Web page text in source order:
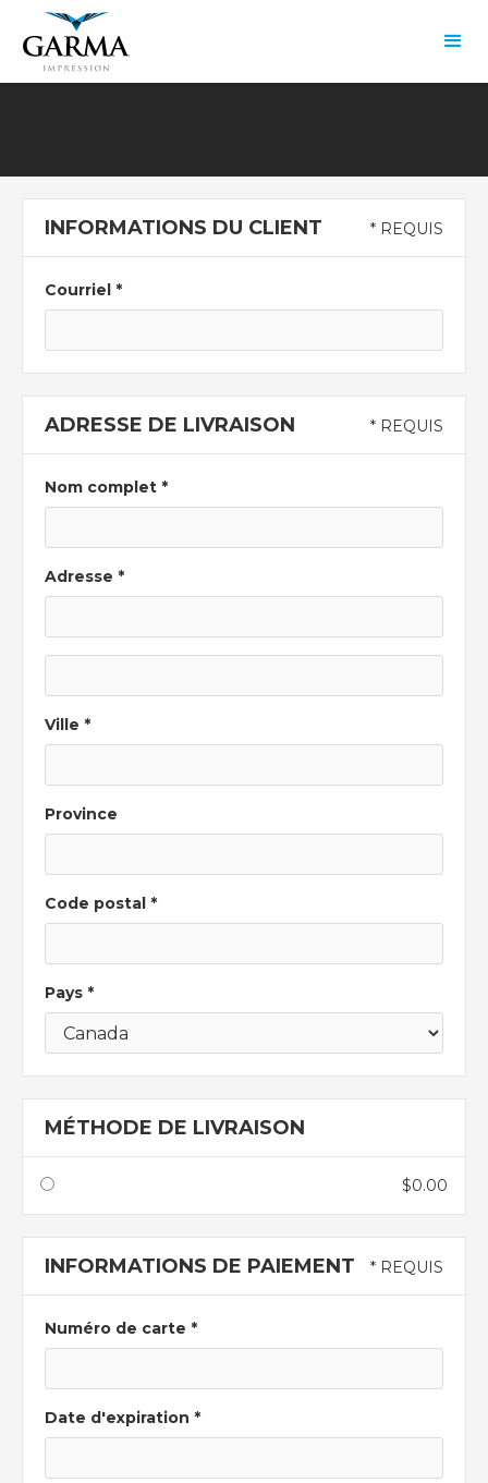
INFORMATIONS DU CLIENT * REQUIS
Courriel *
ADRESSE DE LIVRAISON * REQUIS
Nom complet *
Adresse *
Ville *
Province
Code postal *
Pays *
MÉTHODE DE LIVRAISON
$0.00
INFORMATIONS DE PAIEMENT * REQUIS
Numéro de carte *
Date d'expiration *